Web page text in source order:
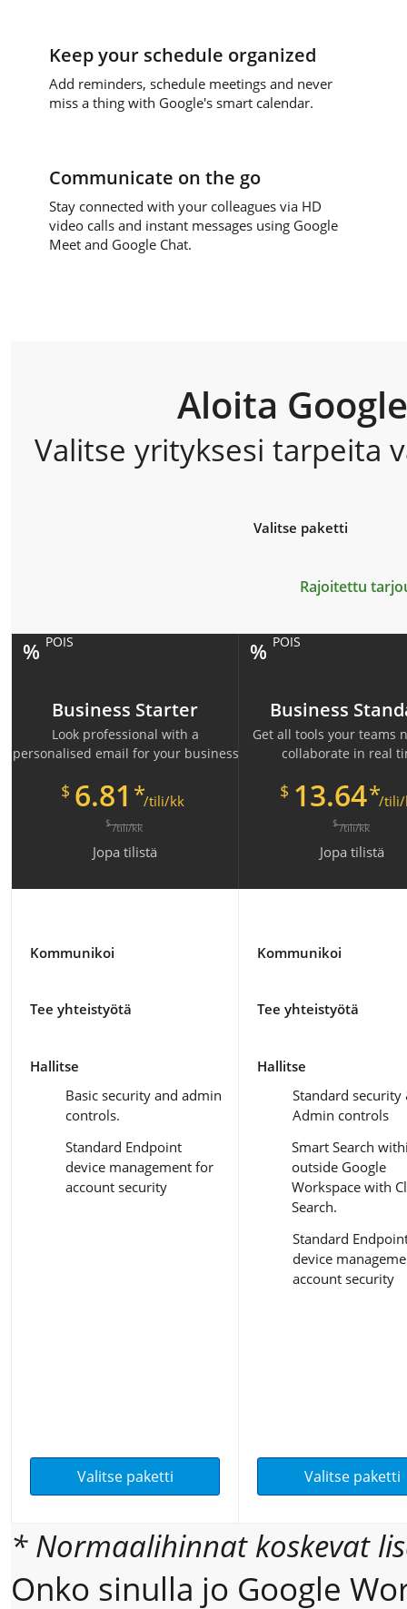
Keep your schedule organized
Add reminders, schedule meetings and never
miss a thing with Google's smart calendar.
Communicate on the go
Stay connected with your colleagues via HD
video calls and instant messages using Google
Meet and Google Chat.
Aloita
Valitse yrityksesi tarpeita
Valitse paketti
Rajoitettu
% POIS
Business Starter
Look professional with a
personalised email for your business
$ 6.81 */tili/kk
$/tili/kk
Jopa tilistä
Kommunikoi
Tee yhteistyötä
Hallitse
Basic security and admin
controls.
Standard Endpoint
device management for
account security
Valitse paketti
% POIS
Business
Get all tools your teams
collaborate in real
$ 13.64*/tili/
$/tili/kk
Jopa tilistä
Kommunikoi
Tee yhteistyötä
Hallitse
Standard security
Admin controls
Smart Search
outside Google
Workspace with
Search.
Standard
device
account security
Valitse paketti
* Normaalihinnat koskevat
Onko sinulla jo Google